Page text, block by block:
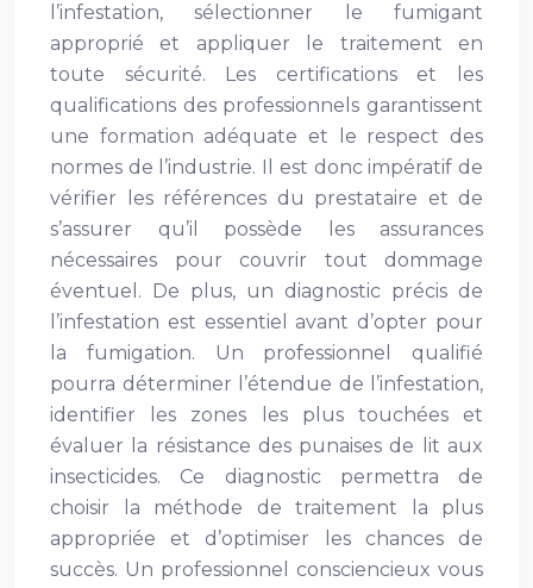
l’infestation, sélectionner le fumigant
approprié et appliquer le traitement en
toute sécurité. Les certifications et les
qualifications des professionnels garantissent
une formation adéquate et le respect des
normes de l’industrie. Il est donc impératif de
vérifier les références du prestataire et de
s’assurer qu’il possède les assurances
nécessaires pour couvrir tout dommage
éventuel. De plus, un diagnostic précis de
l’infestation est essentiel avant d’opter pour
la fumigation. Un professionnel qualifié
pourra déterminer l’étendue de l’infestation,
identifier les zones les plus touchées et
évaluer la résistance des punaises de lit aux
insecticides. Ce diagnostic permettra de
choisir la méthode de traitement la plus
appropriée et d’optimiser les chances de
succès. Un professionnel consciencieux vous